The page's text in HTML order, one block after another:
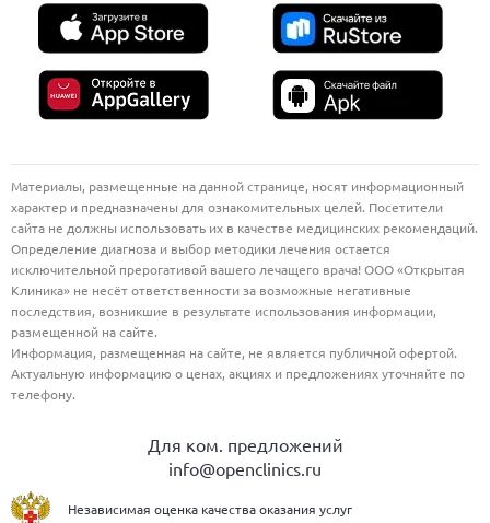
Материалы, размещенные на данной странице, носят информационный
характер и предназначены для ознакомительных целей. Посетители
сайта не должны использовать их в качестве медицинских рекомендаций.
Определение диагноза и выбор методики лечения остается
исключительной прерогативой вашего лечащего врача! ООО «Открытая
Клиника» не несёт ответственности за возможные негативные
последствия, возникшие в результате использования информации,
размещенной на сайте.
Информация, размещенная на сайте, не является публичной офертой.
Актуальную информацию о ценах, акциях и предложениях уточняйте по
телефону.
Для ком. предложений
info@openclinics.ru
Независимая оценка качества оказания услуг